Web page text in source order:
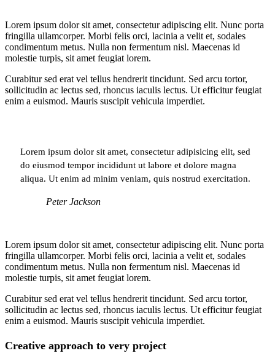
Lorem ipsum dolor sit amet, consectetur adipiscing elit. Nunc porta
fringilla ullamcorper. Morbi felis orci, lacinia a velit et, sodales
condimentum metus. Nulla non fermentum nisl. Maecenas id
molestie turpis, sit amet feugiat lorem.
Curabitur sed erat vel tellus hendrerit tincidunt. Sed arcu tortor,
sollicitudin ac lectus sed, rhoncus iaculis lectus. Ut efficitur feugiat
enim a euismod. Mauris suscipit vehicula imperdiet.
Lorem ipsum dolor sit amet, consectetur adipisicing elit, sed
do eiusmod tempor incididunt ut labore et dolore magna
aliqua. Ut enim ad minim veniam, quis nostrud exercitation.
Peter Jackson
Lorem ipsum dolor sit amet, consectetur adipiscing elit. Nunc porta
fringilla ullamcorper. Morbi felis orci, lacinia a velit et, sodales
condimentum metus. Nulla non fermentum nisl. Maecenas id
molestie turpis, sit amet feugiat lorem.
Curabitur sed erat vel tellus hendrerit tincidunt. Sed arcu tortor,
sollicitudin ac lectus sed, rhoncus iaculis lectus. Ut efficitur feugiat
enim a euismod. Mauris suscipit vehicula imperdiet.
Creative approach to very project